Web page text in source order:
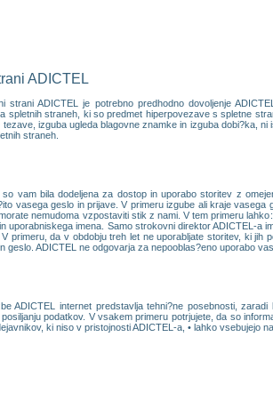
ADICTEL
strani ADICTEL je potrebno predhodno dovoljenje
spletnih straneh, ki so predmet hiperpovezave s spletne
izguba ugleda blagovne znamke in izguba dobi?ka,
straneh.
vam bila dodeljena za dostop in uporabo storitev z
vasega geslo in prijave. V primeru izgube ali kraje
nemudoma vzpostaviti stik z nami. V tem primeru
uporabniskega imena. Samo strokovni direktor ADICTEL-a
primeru, da v obdobju treh let ne uporabljate storitev, ki jih
geslo. ADICTEL ne odgovarja za nepooblas?eno uporabo
ADICTEL internet predstavlja tehni?ne posebnosti,
podatkov. V vsakem primeru potrjujete, da so
ki niso v pristojnosti ADICTEL-a, • lahko vsebujejo